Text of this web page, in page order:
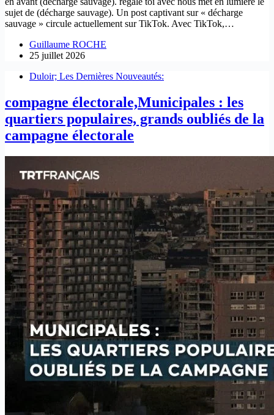
sujet de (décharge sauvage). Un post captivant sur « décharge
sauvage » circule actuellement sur TikTok. Avec TikTok,…
Guillaume ROCHE
25 juillet 2026
Duloir; Les Dernières Nouveautés:
compagne électorale,Municipales : les
quartiers populaires, grands oubliés de la
campagne électorale